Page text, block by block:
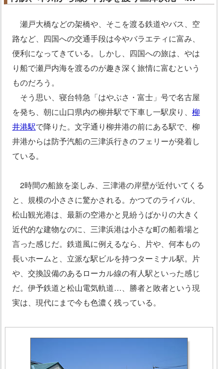
瀬戸大橋などの架橋や、そこを渡る鉄道やバス、空
路など、四国への交通手段は今やバラエティに富み、
便利になってきている。しかし、四国への旅は、やは
り船で瀬戸内海を渡るのが趣き深く旅情に富むという
ものだろう。
そう思い、寝台特急「はやぶさ・富士」号で名古屋
を発ち、朝に山口県内の柳井駅で下車し一駅戻り、 柳
井港駅で降りた。文字通り柳井港の前にある駅で、柳
井港からは防予汽船の三津浜行きのフェリーが発着し
ている。
2時間の船旅を楽しみ、三津港の岸壁が近付いてくる
と、規模の小ささに驚かされる。かつてのライバル、
松山観光港は、最新の空港かと見紛うばかりの大きく
近代的な建物なのに、三津浜港は小さな町の船着場と
言った感じだ。鉄道風に例えるなら、片や、何本もの
長いホームと、立派な駅ビルを持つターミナル駅。片
や、交換設備のあるローカル線の有人駅といった感じ
だ。伊予鉄道と松山電気軌道…、勝者と敗者という現
実は、現代にまで今も色濃く残っている。